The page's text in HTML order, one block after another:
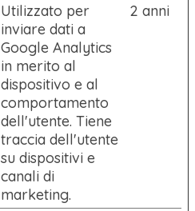
Utilizzato per
inviare dati a
Google Analytics
in merito al
dispositivo e al
comportamento
dell'utente. Tiene
traccia dell'utente
su dispositivi e
canali di
marketing.
2 anni